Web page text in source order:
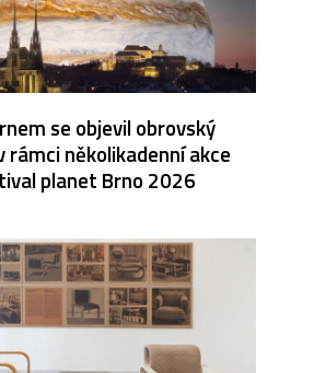
se objevil obrovský
rámci několikadenní akce
planet Brno 2026